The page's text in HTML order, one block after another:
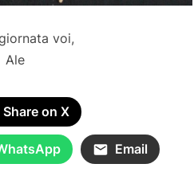
voi,
Ale
Share on X
Email